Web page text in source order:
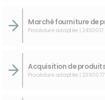
Procédure adaptée | 24S0017
Procédure adaptée | 23S0077